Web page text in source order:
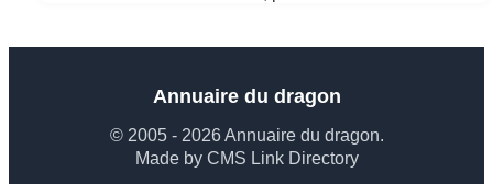
Annuaire du dragon
© 2005 - 2026 Annuaire du dragon.
Made by CMS Link Directory